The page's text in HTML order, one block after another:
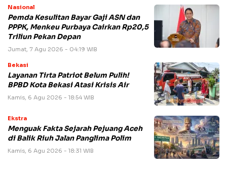
Nasional
Pemda Kesulitan Bayar Gaji ASN dan
PPPK, Menkeu Purbaya Cairkan Rp20,5
Triliun Pekan Depan
Jumat, 7 Agu 2026 - 04:19 WIB
Bekasi
Layanan Tirta Patriot Belum Pulih!
BPBD Kota Bekasi Atasi Krisis Air
Kamis, 6 Agu 2026 - 18:54 WIB
Ekstra
Menguak Fakta Sejarah Pejuang Aceh
di Balik Riuh Jalan Panglima Polim
Kamis, 6 Agu 2026 - 18:31 WIB